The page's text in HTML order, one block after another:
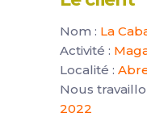
Nom : La
Activité :
Localité :
Nous
2022